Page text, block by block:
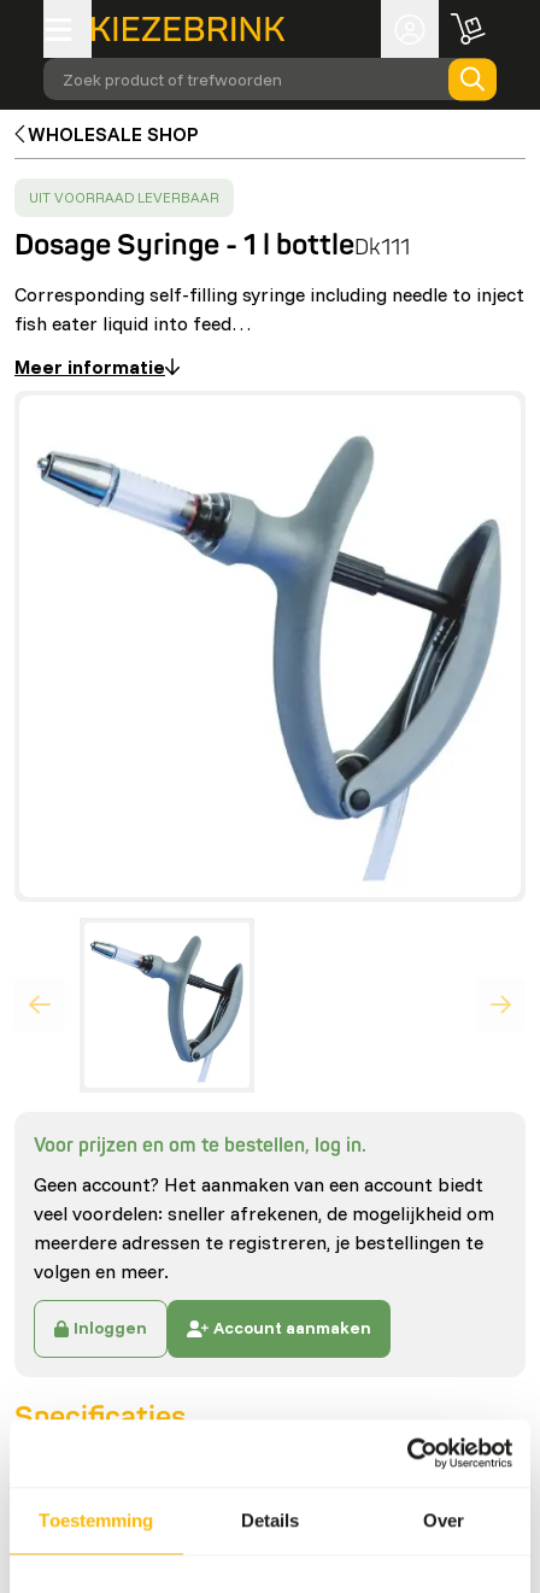
Toestemming Details Over
Zoek product of trefwoorden
WHOLESALE SHOP
SUCCESS:
UIT VOORRAAD LEVERBAAR
Dosage Syringe - 1 l bottleDk111
Corresponding self-filling syringe including needle to inject
fish eater liquid into feed…
Meer informatie
Voor prijzen en om te bestellen, log in.
Geen account? Het aanmaken van een account biedt
veel voordelen: sneller afrekenen, de mogelijkheid om
meerdere adressen te registreren, je bestellingen te
volgen en meer.
Inloggen Account aanmaken
Specificaties
Artikel